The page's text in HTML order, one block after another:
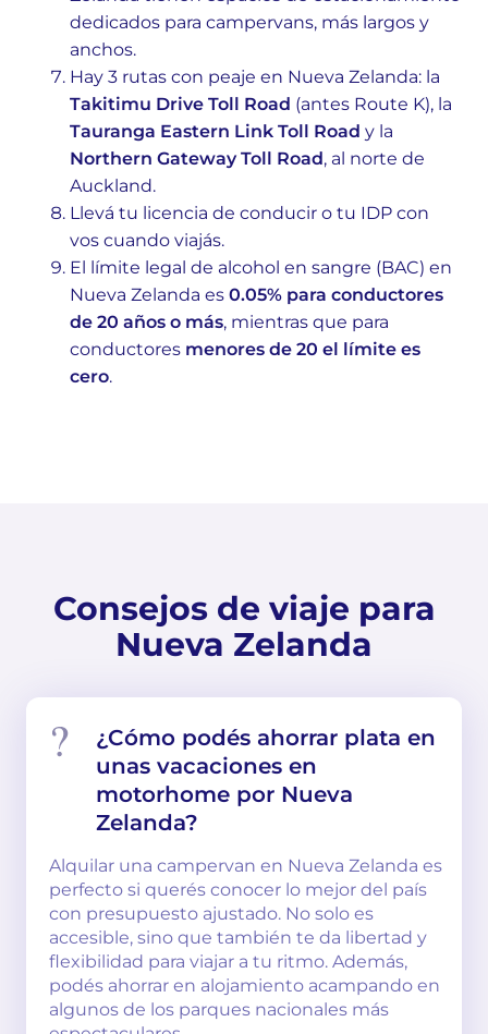
dedicados para campervans, más largos y
anchos.
Hay 3 rutas con peaje en Nueva Zelanda: la
Takitimu Drive Toll Road (antes Route K), la
Tauranga Eastern Link Toll Road y la
Northern Gateway Toll Road, al norte de
Auckland.
Llevá tu licencia de conducir o tu IDP con
vos cuando viajás.
El límite legal de alcohol en sangre (BAC) en
Nueva Zelanda es 0.05% para conductores
de 20 años o más, mientras que para
conductores menores de 20 el límite es
cero.
Consejos de viaje para
Nueva Zelanda
¿Cómo podés ahorrar plata en
unas vacaciones en
motorhome por Nueva
Zelanda?
Alquilar una campervan en Nueva Zelanda es
perfecto si querés conocer lo mejor del país
con presupuesto ajustado. No solo es
accesible, sino que también te da libertad y
flexibilidad para viajar a tu ritmo. Además,
podés ahorrar en alojamiento acampando en
algunos de los parques nacionales más